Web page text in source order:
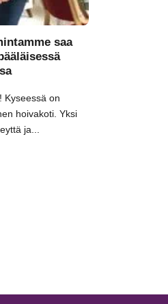
saa
Kyseessä on
hoivakoti. Yksi
ja...